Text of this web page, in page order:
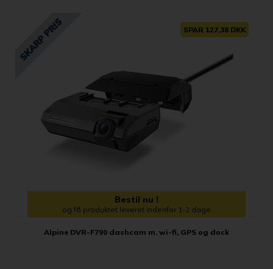
SPAR 127,38 DKK
Bestil nu !
og få produktet leveret indenfor 1-2 dage
Alpine DVR-F790 dashcam m. wi-fi, GPS og dock